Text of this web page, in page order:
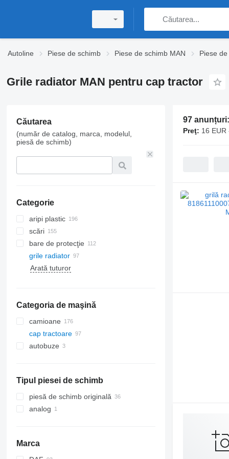
Autoline Piese de schimb Piese de schimb MAN Piese
Grile radiator MAN pentru cap tractor
Căutarea
(număr de catalog, marca, modelul,
piesă de schimb)
Categorie
aripi plastic
scări
bare de protecţie
grile radiator
Arată tuturor
Categoria de maşină
camioane
cap tractoare
autobuze
Tipul piesei de schimb
piesă de schimb originală
analog
Marca
97 anunțuri:
Preţ: 16 EUR